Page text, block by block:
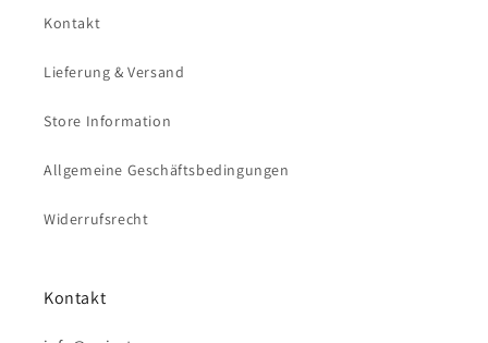
Kontakt
Lieferung & Versand
Store Information
Allgemeine Geschäftsbedingungen
Widerrufsrecht
Kontakt